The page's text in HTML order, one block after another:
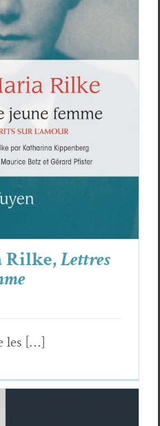
Lettres à une
femme
Rain­er Maria Rilke
Rilke,Lettres
les […]